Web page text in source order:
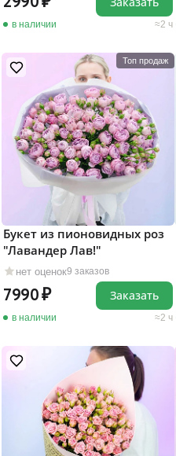
в наличии 2 ч
Топ продаж
нет оценок9 заказов
Букет из пионовидных роз
"Лавандер Лав!"
7990
в наличии 2 ч
Заказать